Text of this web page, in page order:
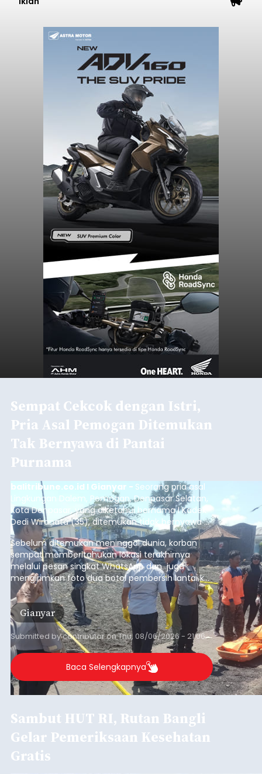
Sempat Cekcok dengan Istri,
Pria Asal Pemogan Ditemukan
Tak Bernyawa di Pantai
Purnama
balitribune.co.id I Gianyar - Seorang pria asal
Lingkungan Dalem, Pemogan, Denpasar Selatan,
Kota Denpasar, yang diketahui bernama I Kadek
Dedi Wiranata (35), ditemukan tidak bernyawa di
pesisir Pantai Purnama, Sukawati.
Sebelum ditemukan meninggal dunia, korban
sempat memberitahukan lokasi terakhirnya
melalui pesan singkat WhatsApp dan juga
mengirimkan foto dua botol pembersih lantai ke
istrinya.
Gianyar
Submitted bycontributoronThu, 08/06/2026 - 21:06
Baca Selengkapnya
Sambut HUT RI, Rutan Bangli
Gelar Pemeriksaan Kesehatan
Gratis